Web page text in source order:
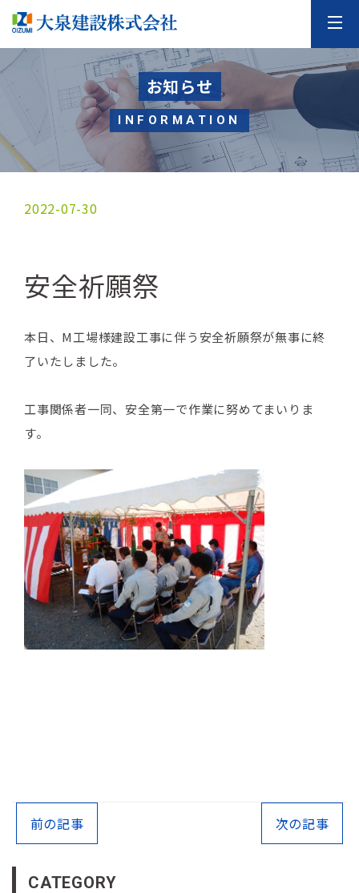
お知らせ
INFORMATION
2022-07-30
安全祈願祭
本日、M工場様建設工事に伴う安全祈願祭が無事に終
了いたしました。
工事関係者一同、安全第一で作業に努めてまいりま
す。
前の記事 次の記事
CATEGORY